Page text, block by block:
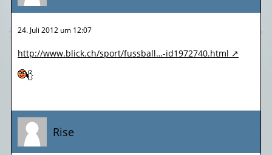
24. Juli 2012 um 12:07
http://www.blick.ch/sport/fussball…-id1972740.html
Rise